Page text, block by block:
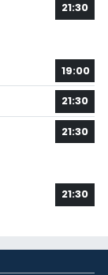
21:30
19:00
21:30
21:30
21:30